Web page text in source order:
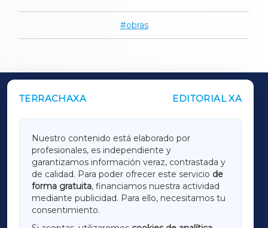
obras
TERRACHAXA EDITORIAL XA
Nuestro contenido está elaborado por
profesionales, es independiente y
garantizamos información veraz, contrastada y
de calidad. Para poder ofrecer este servicio de
forma gratuita, financiamos nuestra actividad
mediante publicidad. Para ello, necesitamos tu
consentimiento.
OUTROS PERIÓDICOS
LUGOXA
TERRACHAXA